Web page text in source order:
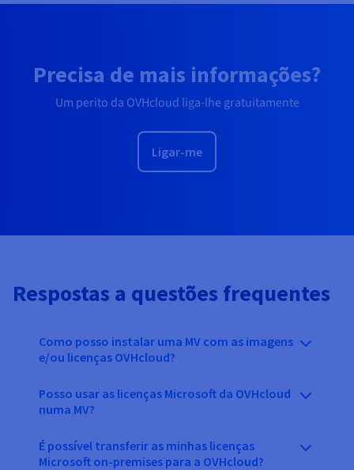
Precisa de mais informações?
Um perito da OVHcloud liga-lhe gratuitamente
Ligar-me
Respostas a questões frequentes
Como posso instalar uma MV com as imagens
e/ou licenças OVHcloud?
Posso usar as licenças Microsoft da OVHcloud
numa MV?
É possível transferir as minhas licenças
Microsoft on-premises para a OVHcloud?